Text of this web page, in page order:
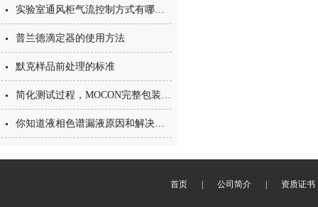
实验室通风柜气流控制方式有哪些？
普兰德滴定器的使用方法
默克样品前处理的标准
简化测试过程，MOCON完整包装件阻隔性测试方案
你知道液相色谱漏液原因和解决办法吗？
首页 公司简介 资质证书